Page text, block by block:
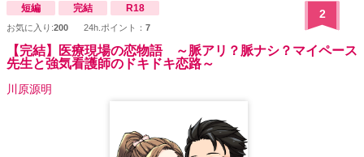
ら、どうして同居を提案したの？ 鈍感ヒロインが、理性のタガが外
れそうで必死ヒーローに溺愛されていることに気づくまでの物語。
短編 完結 R18
お気に入り:200 24h.ポイント： 7
2
【完結】医療現場の恋物語 ～脈アリ？脈ナシ？マイペース
先生と強気看護師のドキドキ恋路～
川原源明